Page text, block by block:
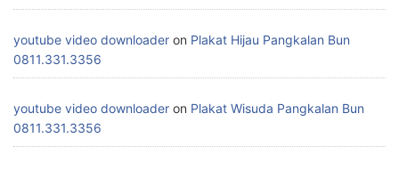
youtube video downloader on Plakat Hijau Pangkalan Bun
0811.331.3356
youtube video downloader on Plakat Wisuda Pangkalan Bun
0811.331.3356